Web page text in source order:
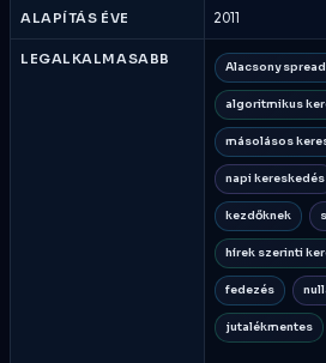
ALAPÍTÁS ÉVE 2011
LEGALKALMASABB Alacsony
algoritmikus
másolásos
napi kereskedés
kezdőknek
hírek szerinti
fedezés
jutalékmentes